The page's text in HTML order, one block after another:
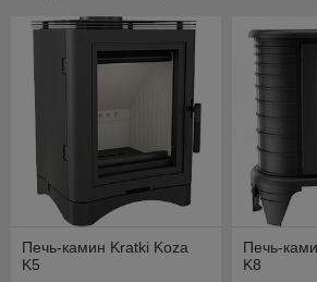
Печь-камин Kratki Koza
K5
Печь-
K8